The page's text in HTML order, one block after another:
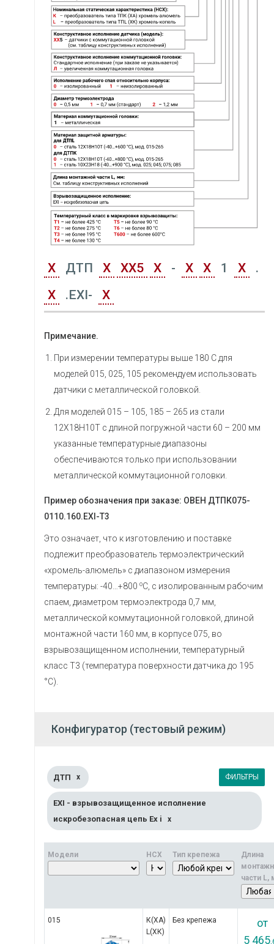
Х ДТП Х ХХ5 Х - Х Х 1 Х
.
Х
.EXI- Х
Примечание.
При измерении температуры выше 180 С для
моделей 015, 025, 105 рекомендуем использовать
датчики с металлической головкой.
Для моделей 015 – 105, 185 – 265 из стали
12Х18Н10Т с длиной погружной части 60 – 200 мм
указанные температурные диапазоны
обеспечиваются только при использовании
металлической коммутационной головки.
Пример обозначения при заказе: ОВЕН ДТПК075-
0110.160.ЕXI-Т3
Это означает, что к изготовлению и поставке
подлежит преобразователь термоэлектрический
«хромель-алюмель» с диапазоном измерения
температуры: -40…+800 оС, с изолированным рабочим
спаем, диаметром термоэлектрода 0,7 мм,
металлической коммутационной головкой, длиной
монтажной части 160 мм, в корпусе 075, во
взрывозащищенном исполнении, температурный
класс Т3 (температура поверхности датчика до 195
°С).
Конфигуратор (тестовый режим)
ФИЛЬТРЫ
ДТП x
ЕХI - взрывозащищенное исполнение
искробезопасная цепь Ex i
x
Модели НСХ Тип крепежа
Длина
части L,
015
К(ХА)
L(ХК)
Без крепежа
от
5 465